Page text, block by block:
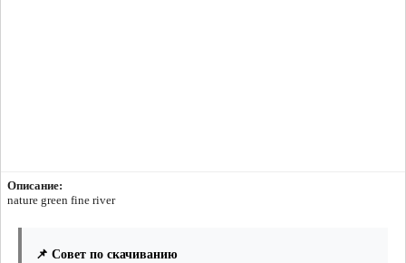
Описание:
nature green fine river
📌 Совет по скачиванию